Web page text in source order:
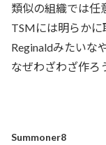
類似の組織では任
TSMには明らかに
Reginaldみたいな
なぜわざわざ作ろ
Summoner8